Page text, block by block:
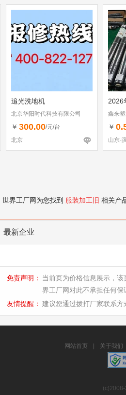
追光洗地机
北京华阳时代科技有限公司
￥ 300.00/元/台
北京
2026
鑫来
￥
山东-
世界工厂网为您找到 服装加工旧 相关产
最新企业
免责声明：
当前页为价格信息展示，
界工厂网对此不承担任何保
友情提醒： 建议您通过拨打厂家联系
网站首页 关于我们